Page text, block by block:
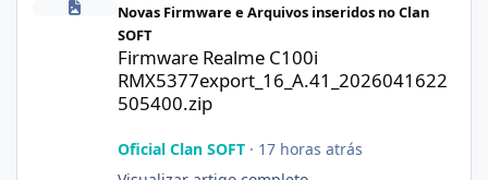
Novas Firmware e Arquivos inseridos no Clan
SOFT
Firmware Realme C100i
RMX5377export_16_A.41_2026041622
505400.zip
Oficial Clan SOFT· 17 horas atrás